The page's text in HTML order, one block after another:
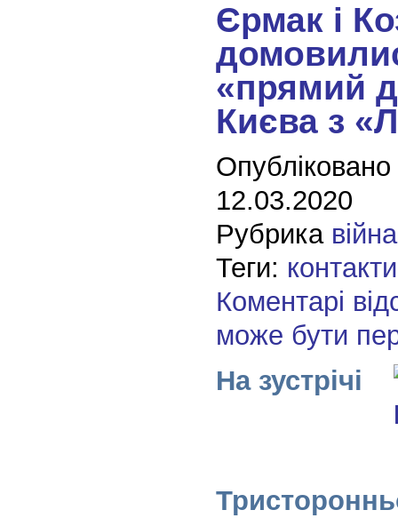
Єрмак і
«прямий
Києва з
12.03.2020
Рубрика війна
Теги: контакти
Коментарі
може бути
На зустрічі